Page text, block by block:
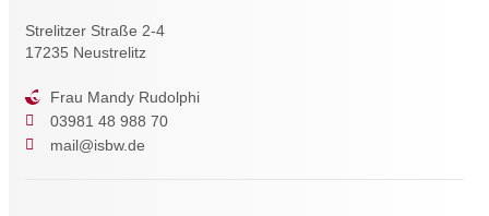
Strelitzer Straße 2-4
17235 Neustrelitz
Frau Mandy Rudolphi
03981 48 988 70
mail@isbw.de